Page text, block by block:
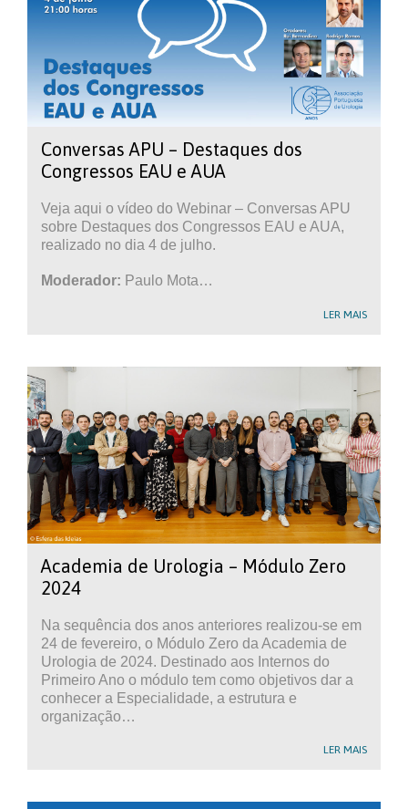
Conversas APU – Destaques dos
Congressos EAU e AUA
Veja aqui o vídeo do Webinar – Conversas APU
sobre Destaques dos Congressos EAU e AUA,
realizado no dia 4 de julho.
Moderador: Paulo Mota…
LER MAIS
Academia de Urologia – Módulo Zero
2024
Na sequência dos anos anteriores realizou-se em
24 de fevereiro, o Módulo Zero da Academia de
Urologia de 2024. Destinado aos Internos do
Primeiro Ano o módulo tem como objetivos dar a
conhecer a Especialidade, a estrutura e
organização…
LER MAIS